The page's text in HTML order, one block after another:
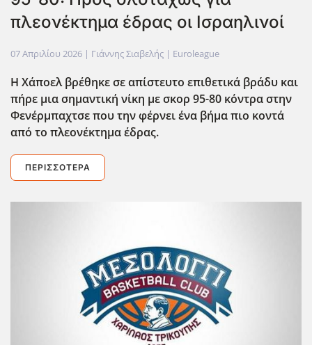
πλεονέκτημα έδρας οι Ισραηλινοί
07 Απριλίου 2026 | Γιάννης Σιαβελής | Euroleague
Η Χάποελ βρέθηκε σε απίστευτο επιθετικά βράδυ και
πήρε μια σημαντική νίκη με σκορ 95-80 κόντρα στην
Φενέρμπαχτσε που την φέρνει ένα βήμα πιο κοντά
από το πλεονέκτημα έδρας.
ΠΕΡΙΣΣΌΤΕΡΑ